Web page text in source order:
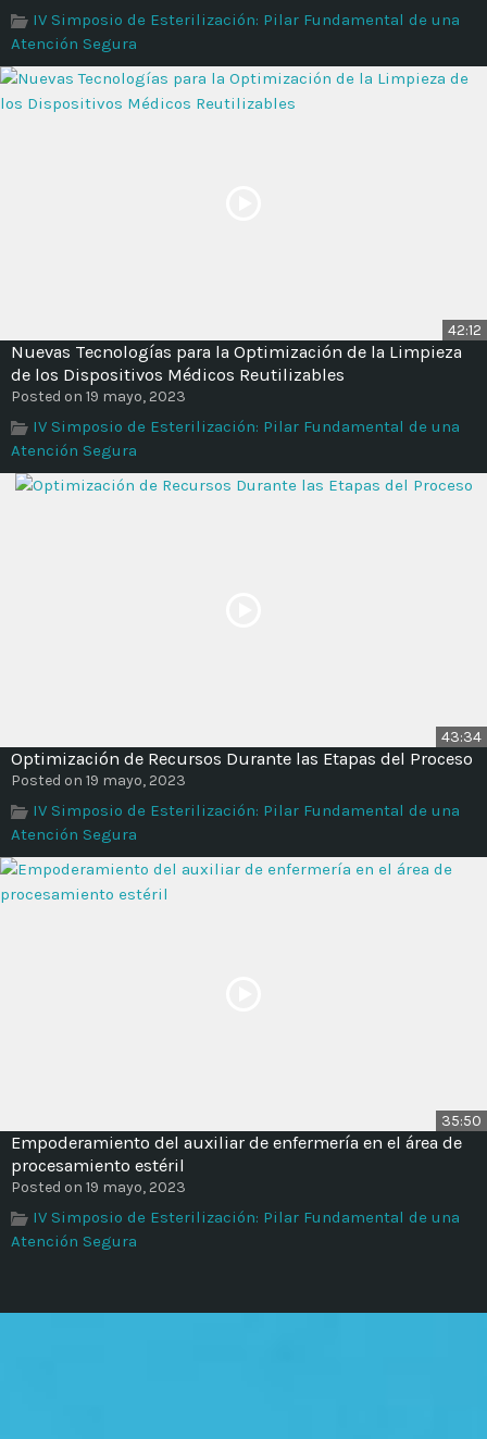
IV Simposio de Esterilización: Pilar Fundamental de una
Atención Segura
42:12
Nuevas Tecnologías para la Optimización de la Limpieza
de los Dispositivos Médicos Reutilizables
Posted on 19 mayo, 2023
IV Simposio de Esterilización: Pilar Fundamental de una
Atención Segura
43:34
Optimización de Recursos Durante las Etapas del Proceso
Posted on 19 mayo, 2023
IV Simposio de Esterilización: Pilar Fundamental de una
Atención Segura
35:50
Empoderamiento del auxiliar de enfermería en el área de
procesamiento estéril
Posted on 19 mayo, 2023
IV Simposio de Esterilización: Pilar Fundamental de una
Atención Segura